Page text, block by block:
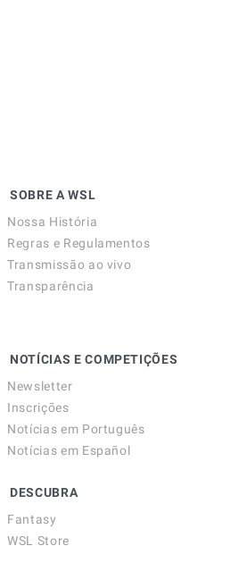
SOBRE A WSL
Nossa História
Regras e Regulamentos
Transmissão ao vivo
Transparência
NOTÍCIAS E COMPETIÇÕES
Newsletter
Inscrições
Notícias em Português
Notícias em Español
DESCUBRA
Fantasy
WSL Store